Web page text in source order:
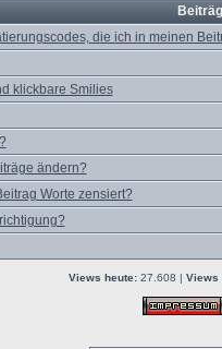
die ich in meinen
klickbare Smilies
ändern?
Worte zensiert?
Views heute: 27.608 | Views